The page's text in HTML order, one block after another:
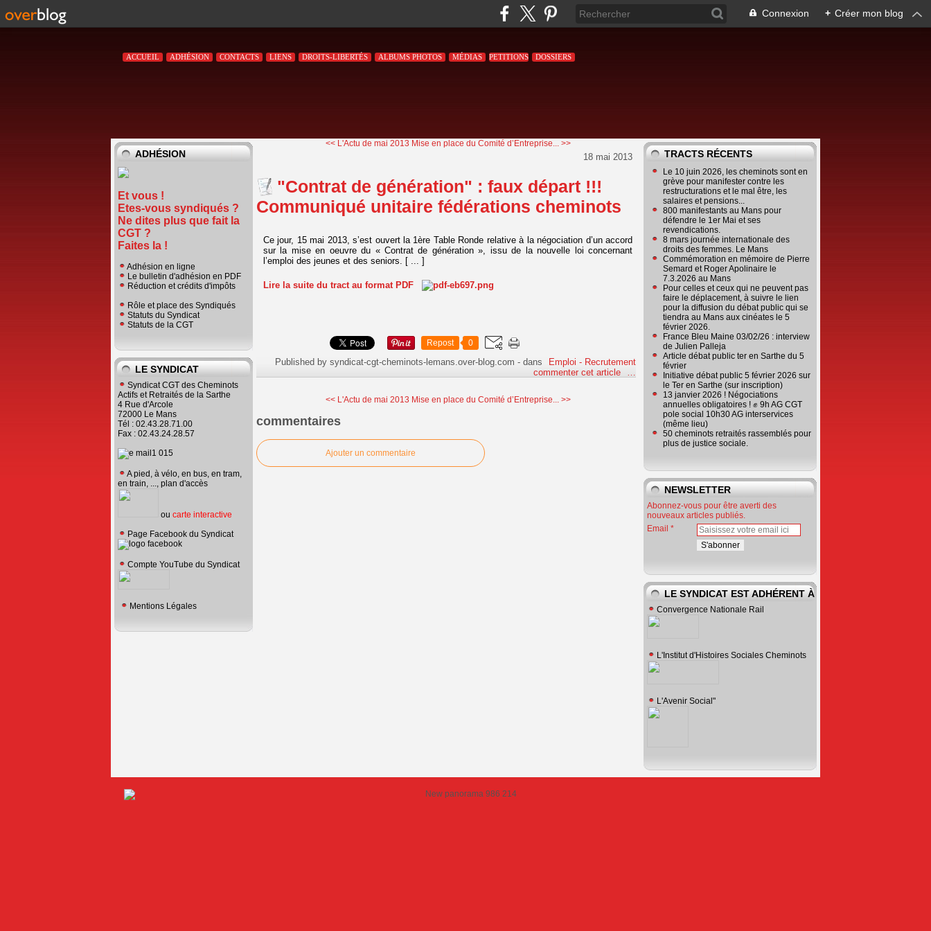
Connexion + Créer mon blog
ACCUEIL ADHÉSION CONTACTS LIENS DROITS-LIBERTÉS ALBUMS PHOTOS MÉDIAS PETITIONS DOSSIERS
ADHÉSION
Et vous !
Etes-vous syndiqués ?
Ne dites plus que fait la
CGT ?
Faites la !
Adhésion en ligne
Le bulletin d'adhésion en PDF
Réduction et crédits d'impôts
Rôle et place des Syndiqués
Statuts du Syndicat
Statuts de la CGT
LE SYNDICAT
Syndicat CGT des Cheminots
Actifs et Retraités de la Sarthe
4 Rue d'Arcole
72000 Le Mans
Tél : 02.43.28.71.00
Fax : 02.43.24.28.57
A pied, à vélo, en bus, en tram,
en train, ..., plan d'accès
ou carte interactive
Page Facebook du Syndicat
Compte YouTube du Syndicat
Mentions Légales
<< L'Actu de mai 2013 Mise en place du Comité d’Entreprise... >>
18 mai 2013
"Contrat de génération" : faux départ !!!
Communiqué unitaire fédérations cheminots
Ce jour, 15 mai 2013, s’est ouvert la 1ère Table Ronde relative à la négociation d’un accord
sur la mise en oeuvre du « Contrat de génération », issu de la nouvelle loi concernant
l’emploi des jeunes et des seniors. [ ... ]
Lire la suite du tract au format PDF
Repost 0
Published by syndicat-cgt-cheminots-lemans.over-blog.com - dans
Emploi - Recrutement
commenter cet article
<< L'Actu de mai 2013 Mise en place du Comité d’Entreprise... >>
commentaires
Ajouter un commentaire
TRACTS RÉCENTS
Le 10 juin 2026, les cheminots sont en
grève pour manifester contre les
restructurations et le mal être, les
salaires et pensions...
800 manifestants au Mans pour
défendre le 1er Mai et ses
revendications.
8 mars journée internationale des
droits des femmes. Le Mans
Commémoration en mémoire de Pierre
Semard et Roger Apolinaire le
7.3.2026 au Mans
Pour celles et ceux qui ne peuvent pas
faire le déplacement, à suivre le lien
pour la diffusion du débat public qui se
tiendra au Mans aux cinéates le 5
février 2026.
France Bleu Maine 03/02/26 : interview
de Julien Palleja
Article débat public ter en Sarthe du 5
février
Initiative débat public 5 février 2026 sur
le Ter en Sarthe (sur inscription)
13 janvier 2026 ! Négociations
annuelles obligatoires ! ✊ 9h AG CGT
pole social 10h30 AG interservices
(même lieu)
50 cheminots retraités rassemblés pour
plus de justice sociale.
NEWSLETTER
Abonnez-vous pour être averti des
nouveaux articles publiés.
Email
LE SYNDICAT EST ADHÉRENT À
Convergence Nationale Rail
L'Institut d'Histoires Sociales Cheminots
L'Avenir Social"